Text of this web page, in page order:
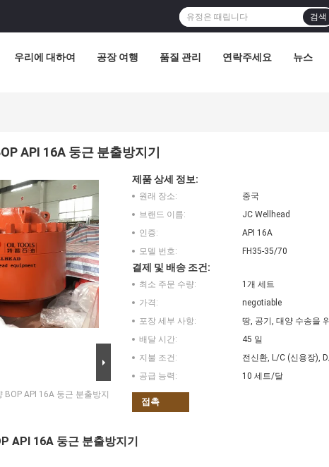
검색
우리에 대하여 공장 여행 품질 관리 연락주세요 뉴스
API 16A 둥근 분출방지기
BOP API 16A 둥근 분출방지
제품 상세 정보:
원래 장소:
중국
브랜드 이름:
JC Wellhead
인증:
API 16A
모델 번호:
FH35-35/70
결제 및 배송 조건:
최소 주문 수량:
1개 세트
가격:
negotiable
포장 세부 사항:
땅, 공기, 대양 수송을
배달 시간:
45 일
지불 조건:
전신환, L/C (신용장),
공급 능력:
10 세트/달
접촉
API 16A 둥근 분출방지기